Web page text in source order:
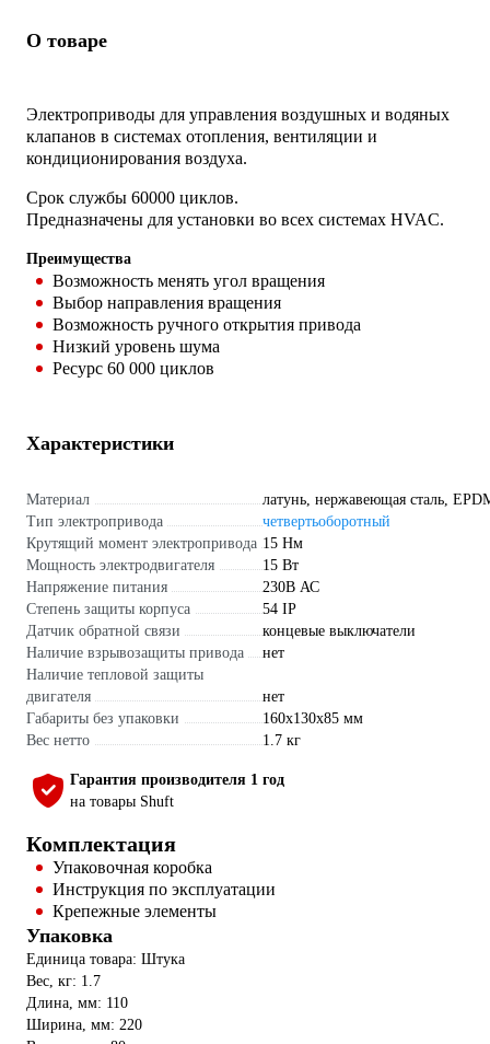
О товаре
Электроприводы для управления воздушных и водяных
клапанов в системах отопления, вентиляции и
кондиционирования воздуха.
Срок службы 60000 циклов.
Предназначены для установки во всех системах HVAC.
Преимущества
Возможность менять угол вращения
Выбор направления вращения
Возможность ручного открытия привода
Низкий уровень шума
Ресурс 60 000 циклов
Характеристики
Материал
латунь, нержавеющая сталь,
Тип электропривода
четвертьоборотный
Крутящий момент электропривода 15 Нм
Мощность электродвигателя
15 Вт
Напряжение питания
230В АС
Степень защиты корпуса
54 IP
Датчик обратной связи
концевые выключатели
Наличие взрывозащиты привода
нет
Наличие тепловой защиты
двигателя
нет
Габариты без упаковки
160x130x85 мм
Вес нетто
1.7 кг
Гарантия производителя 1 год
на товары Shuft
Комплектация
Упаковочная коробка
Инструкция по эксплуатации
Крепежные элементы
Упаковка
Единица товара: Штука
Вес, кг: 1.7
Длина, мм: 110
Ширина, мм: 220